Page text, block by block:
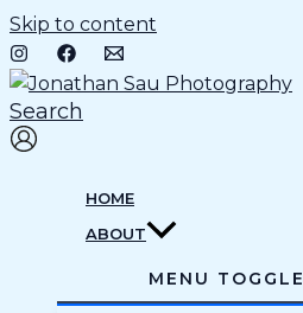
Skip to content
Search
HOME
ABOUT
MENU TOGGLE